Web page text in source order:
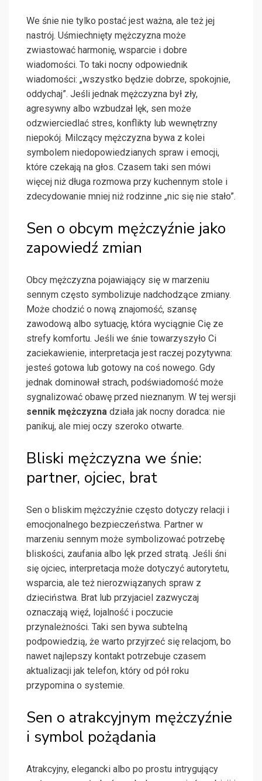
We śnie nie tylko postać jest ważna, ale też jej
nastrój. Uśmiechnięty mężczyzna może
zwiastować harmonię, wsparcie i dobre
wiadomości. To taki nocny odpowiednik
wiadomości: „wszystko będzie dobrze, spokojnie,
oddychaj”. Jeśli jednak mężczyzna był zły,
agresywny albo wzbudzał lęk, sen może
odzwierciedlać stres, konflikty lub wewnętrzny
niepokój. Milczący mężczyzna bywa z kolei
symbolem niedopowiedzianych spraw i emocji,
które czekają na głos. Czasem taki sen mówi
więcej niż długa rozmowa przy kuchennym stole i
zdecydowanie mniej niż rodzinne „nic się nie stało”.
Sen o obcym mężczyźnie jako
zapowiedź zmian
Obcy mężczyzna pojawiający się w marzeniu
sennym często symbolizuje nadchodzące zmiany.
Może chodzić o nową znajomość, szansę
zawodową albo sytuację, która wyciągnie Cię ze
strefy komfortu. Jeśli we śnie towarzyszyło Ci
zaciekawienie, interpretacja jest raczej pozytywna:
jesteś gotowa lub gotowy na coś nowego. Gdy
jednak dominował strach, podświadomość może
sygnalizować obawę przed nieznanym. W tej wersji
sennik mężczyzna działa jak nocny doradca: nie
panikuj, ale miej oczy szeroko otwarte.
Bliski mężczyzna we śnie:
partner, ojciec, brat
Sen o bliskim mężczyźnie często dotyczy relacji i
emocjonalnego bezpieczeństwa. Partner w
marzeniu sennym może symbolizować potrzebę
bliskości, zaufania albo lęk przed stratą. Jeśli śni
się ojciec, interpretacja może dotyczyć autorytetu,
wsparcia, ale też nierozwiązanych spraw z
dzieciństwa. Brat lub przyjaciel zazwyczaj
oznaczają więź, lojalność i poczucie
przynależności. Taki sen bywa subtelną
podpowiedzią, że warto przyjrzeć się relacjom, bo
nawet najlepszy kontakt potrzebuje czasem
aktualizacji jak telefon, który od pół roku
przypomina o systemie.
Sen o atrakcyjnym mężczyźnie
i symbol pożądania
Atrakcyjny, elegancki albo po prostu intrygujący